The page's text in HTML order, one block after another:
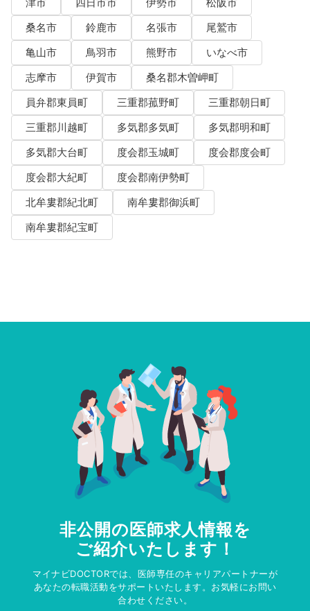
津市 四日市市 伊勢市
松阪市
桑名市
鈴鹿市 名張市
尾鷲市
亀山市
鳥羽市 熊野市
いなべ市
志摩市
伊賀市
桑名郡木曽岬町
員弁郡東員町
三重郡菰野町
三重郡朝日町
三重郡川越町
多気郡多気町
多気郡明和町
多気郡大台町
度会郡玉城町
度会郡度会町
度会郡大紀町
度会郡南伊勢町
北牟婁郡紀北町
南牟婁郡御浜町
南牟婁郡紀宝町
非公開の医師求人情報を
ご紹介いたします！
マイナビDOCTORでは、医師専任のキャリアパートナーが
あなたの転職活動をサポートいたします。お気軽にお問い
合わせください。